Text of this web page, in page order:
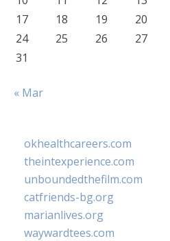
17
18 19 20
24
25 26 27
31
« Mar
okhealthcareers.com
theintexperience.com
unboundedthefilm.com
catfriends-bg.org
marianlives.org
waywardtees.com